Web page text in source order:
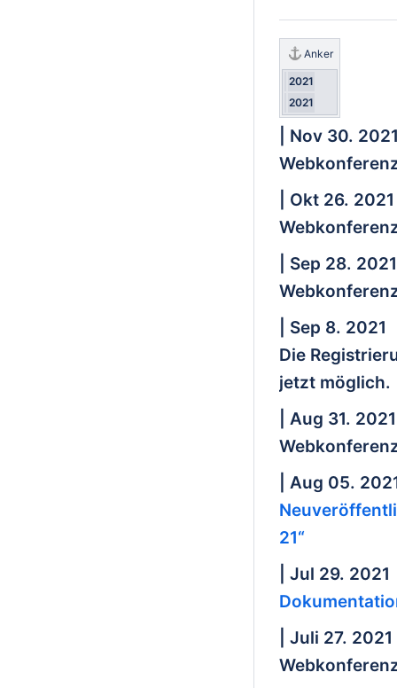
Anker
2021
2021
| Nov 30.
| Okt 26. 2021
| Sep 28. 2021
| Sep 8. 2021
Die
jetzt möglich.
| Aug 31. 2021
| Aug 05.
21“
| Jul 29. 2021
| Juli 27. 2021